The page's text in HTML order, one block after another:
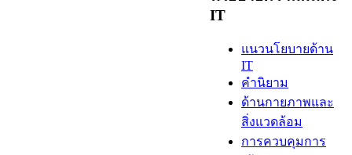
IT
แนวนโยบายด้าน
IT
คำนิยาม
ด้านกายภาพและ
สิ่งแวดล้อม
การควบคุมการ